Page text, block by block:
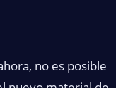
no es posible